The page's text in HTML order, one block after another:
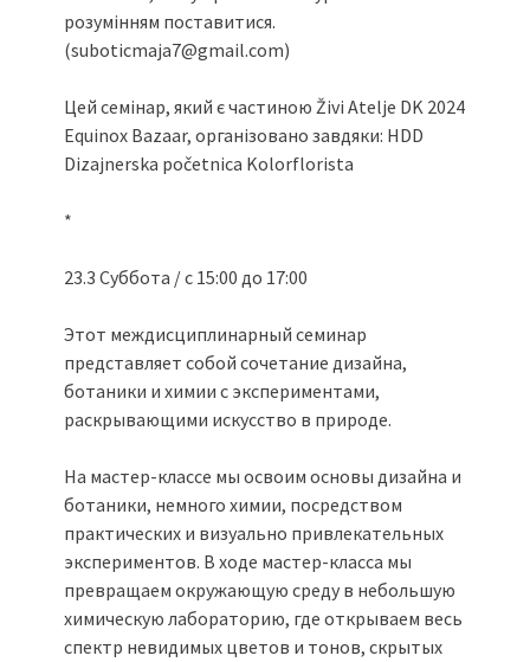
розумінням поставитися.
(suboticmaja7@gmail.com)
Цей семінар, який є частиною Živi Atelje DK 2024
Equinox Bazaar, організовано завдяки: HDD
Dizajnerska početnica Kolorflorista
*
23.3 Суббота / с 15:00 до 17:00
Этот междисциплинарный семинар
представляет собой сочетание дизайна,
ботаники и химии с экспериментами,
раскрывающими искусство в природе.
На мастер-классе мы освоим основы дизайна и
ботаники, немного химии, посредством
практических и визуально привлекательных
экспериментов. В ходе мастер-класса мы
превращаем окружающую среду в небольшую
химическую лабораторию, где открываем весь
спектр невидимых цветов и тонов, скрытых